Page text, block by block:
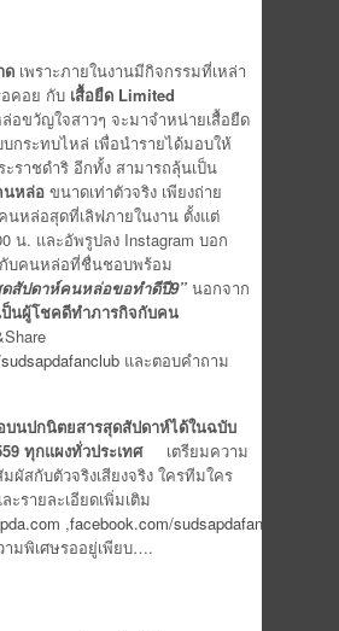
ด เพราะภายในงานมีกิจกรรมที่เหล่า
คอย กับ เสื้อยืด Limited
อขวัญใจสาวๆ จะมาจำหน่ายเสื้อยืด
กระทบไหล่ เพื่อนำรายได้มอบให้
ะราชดำริ อีกทั้ง สามารถลุ้นเป็น
นหล่อ ขนาดเท่าตัวจริง เพียงถ่าย
หล่อสุดที่เลิฟภายในงาน ตั้งแต่
น. และอัพรูปลง Instagram บอก
กับคนหล่อที่ชื่นชอบพร้อม
สัปดาห์คนหล่อขอทำดีปี9” นอกจาก
ป็นผู้โชคดีทำภารกิจกับคน
และตอบคำถาม
นปกนิตยสารสุดสัปดาห์ได้ในฉบับ
ทุกแผงทั่วประเทศเตรียมความ
ผัสกับตัวจริงเสียงจริง ใครทีมใคร
รายละเอียดเพิ่มเติม
,facebook.com/sudsapdafanclub
ามพิเศษรออยู่เพียบ….